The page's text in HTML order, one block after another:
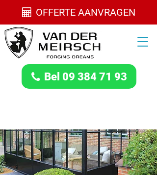
Bel 09 384 71 93
OFFERTE AANVRAGEN